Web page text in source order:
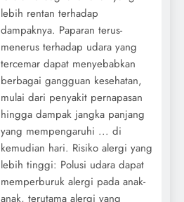
lebih rentan terhadap
dampaknya. Paparan terus-
menerus terhadap udara yang
tercemar dapat menyebabkan
berbagai gangguan kesehatan,
mulai dari penyakit pernapasan
hingga dampak jangka panjang
yang mempengaruhi ... di
kemudian hari. Risiko alergi yang
lebih tinggi: Polusi udara dapat
memperburuk alergi pada anak-
anak, terutama alergi yang